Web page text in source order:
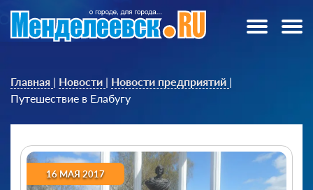
Главная | Новости | Новости предприятий |
Путешествие в Елабугу
16 МАЯ 2017